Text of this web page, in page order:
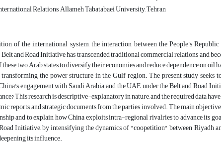
Relations, Allameh Tabatabaei University, Tehran
of the international system, the interaction between the People's
and Road Initiative has transcended traditional commercial relations and
two Arab states to diversify their economies and reduce dependence on
the power structure in the Gulf region. The present study seeks
engagement with Saudi Arabia and the UAE under the Belt and Road
This research is descriptive-explanatory in nature, and the required data
reports and strategic documents from the parties involved. The main
and to explain how China exploits intra-regional rivalries to advance its
Initiative, by intensifying the dynamics of "coopetition" between Riyadh
its influence.